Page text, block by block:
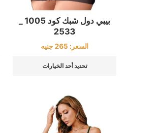
2533
السعر:265 جنيه
تحديد أحد الخيارات